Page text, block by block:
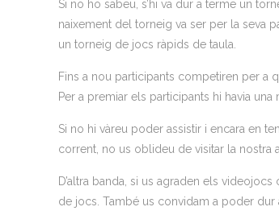
Si no ho sabeu, s’hi va dur a terme un
naixement del torneig va ser per la seva
un torneig de jocs ràpids de taula.
Fins a nou participants competiren per a
Per a premiar els participants hi havia
Si no hi vàreu poder assistir i encara en
corrent, no us oblideu de visitar la nostra
D’altra banda, si us agraden els
de jocs. També us convidam a poder